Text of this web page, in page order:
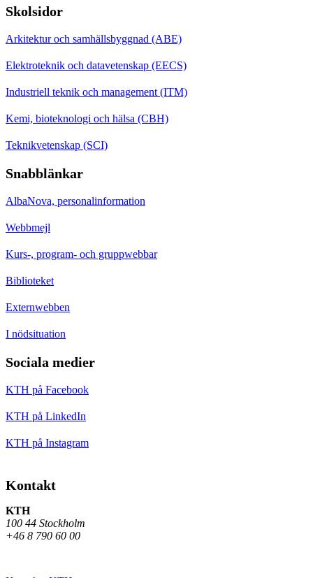
Skolsidor
Arkitektur och samhällsbyggnad (ABE)
Elektroteknik och datavetenskap (EECS)
Industriell teknik och management (ITM)
Kemi, bioteknologi och hälsa (CBH)
Teknikvetenskap (SCI)
Snabblänkar
AlbaNova, personalinformation
Webbmejl
Kurs-, program- och gruppwebbar
Biblioteket
Externwebben
I nödsituation
Sociala medier
KTH på Facebook
KTH på LinkedIn
KTH på Instagram
Kontakt
KTH
100 44 Stockholm
+46 8 790 60 00